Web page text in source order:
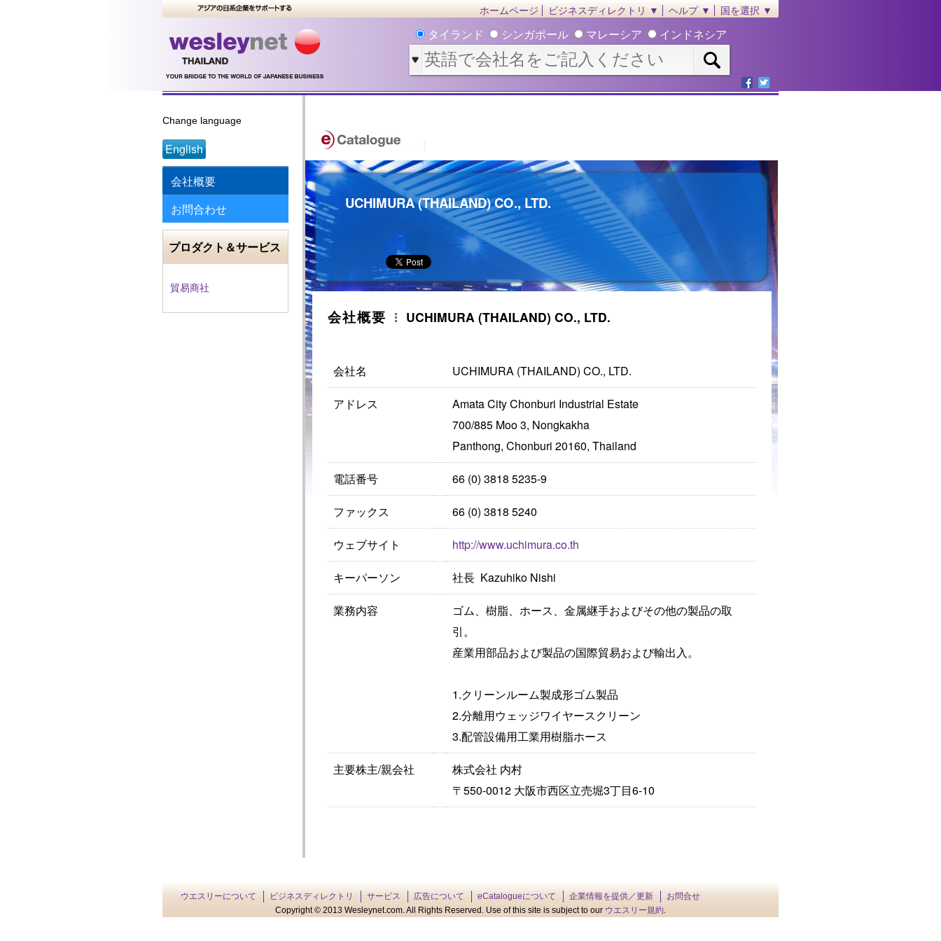
ホームページ ビジネスディレクトリ ▼ ヘルプ ▼ 国を選択 ▼
タイランド シンガポール マレーシア インドネシア
Change language
English
会社概要
お問合わせ
プロダクト＆サービス
貿易商社
UCHIMURA (THAILAND) CO., LTD.
会社概要 UCHIMURA (THAILAND) CO., LTD.
会社名 UCHIMURA (THAILAND) CO., LTD.
アドレス
Amata City Chonburi Industrial Estate
700/885 Moo 3, Nongkakha
Panthong, Chonburi 20160, Thailand
電話番号 66 (0) 3818 5235-9
ファックス 66 (0) 3818 5240
ウェブサイト http://www.uchimura.co.th
キーパーソン 社長 Kazuhiko Nishi
業務内容
ゴム、樹脂、ホース、金属継手およびその他の製品の取
引。
産業用部品および製品の国際貿易および輸出入。
1.クリーンルーム製成形ゴム製品
2.分離用ウェッジワイヤースクリーン
3.配管設備用工業用樹脂ホース
主要株主/親会社
株式会社 内村
〒550-0012 大阪市西区立売堀3丁目6-10
ウエスリーについて ビジネスディレクトリ サービス 広告について eCatalogueについて 企業情報を提供／更新
お問合せ
Copyright © 2013 Wesleynet.com. All Rights Reserved. Use of this site is subject to our ウエスリー規約.